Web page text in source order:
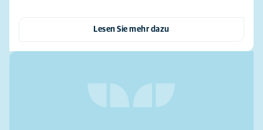
Lesen Sie mehr dazu